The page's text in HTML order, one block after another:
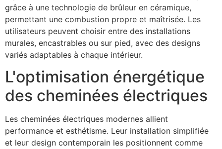
grâce à une technologie de brûleur en céramique,
permettant une combustion propre et maîtrisée. Les
utilisateurs peuvent choisir entre des installations
murales, encastrables ou sur pied, avec des designs
variés adaptables à chaque intérieur.
L'optimisation énergétique
des cheminées électriques
Les cheminées électriques modernes allient
performance et esthétisme. Leur installation simplifiée
et leur design contemporain les positionnent comme